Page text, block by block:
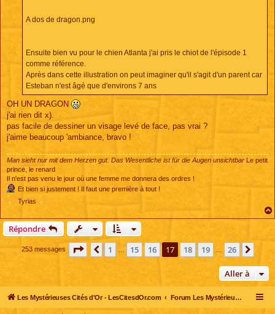
A dos de dragon.png
Ensuite bien vu pour le chien Atlanta j'ai pris le chiot de l'épisode 1
comme référence.
Après dans cette illustration on peut imaginer qu'il s'agit d'un parent car
Esteban n'est âgé que d'environs 7 ans
OH UN DRAGON
j'ai rien dit x).
pas facile de dessiner un visage levé de face, pas vrai ?
j'aime beaucoup 'ambiance, bravo !
Man sieht nur mit dem Herzen gut. Das Wesentliche ist für die Augen unsichtbar Le petit
prince, le renard
Il n'est pas venu le jour où une femme me donnera des ordres !
Et bien si justement ! Il faut une première à tout !
Tyrias
Répondre
253 messages Page 17 sur 26
Précédente
1 15 16 17 18 19 26
Aller à
Les Mystérieuses Cités d'Or - LesCitesdOr.com Forum Les Mystérieuses Cités d'Or